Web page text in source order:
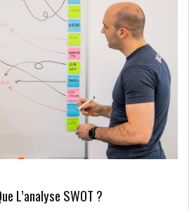
L’analyse SWOT ?